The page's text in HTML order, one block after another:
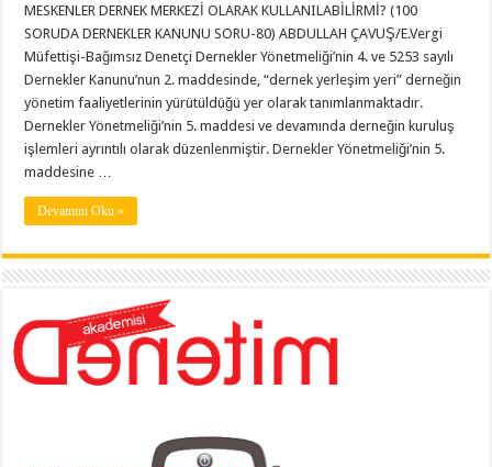
MESKENLER DERNEK MERKEZİ OLARAK KULLANILABİLİRMİ? (100
SORUDA DERNEKLER KANUNU SORU-80) ABDULLAH ÇAVUŞ/E.Vergi
Müfettişi-Bağımsız Denetçi Dernekler Yönetmeliği’nin 4. ve 5253 sayılı
Dernekler Kanunu’nun 2. maddesinde, “dernek yerleşim yeri” derneğin
yönetim faaliyetlerinin yürütüldüğü yer olarak tanımlanmaktadır.
Dernekler Yönetmeliği’nin 5. maddesi ve devamında derneğin kuruluş
işlemleri ayrıntılı olarak düzenlenmiştir. Dernekler Yönetmeliği’nin 5.
maddesine …
Devamını Oku »